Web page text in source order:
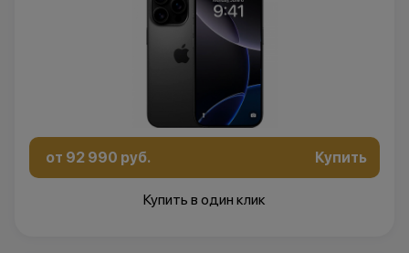
от 92 990 руб. Купить
Купить в один клик